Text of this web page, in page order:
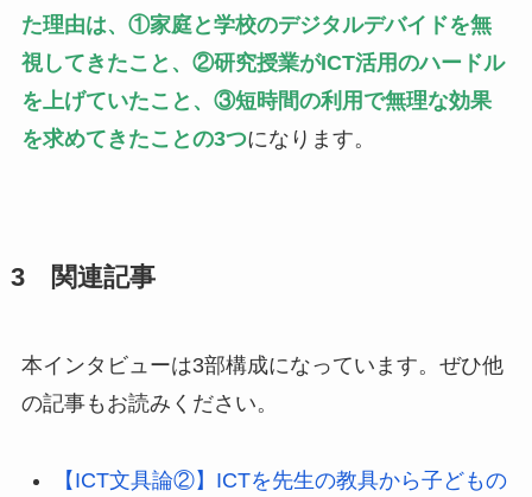
た理由は、①家庭と学校のデジタルデバイドを無
視してきたこと、②研究授業がICT活用のハードル
を上げていたこと、③短時間の利用で無理な効果
を求めてきたことの3つになります。
3 関連記事
本インタビューは3部構成になっています。ぜひ他
の記事もお読みください。
【ICT文具論②】ICTを先生の教具から子どもの